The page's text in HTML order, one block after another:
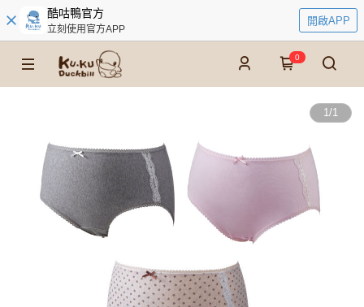
酷咕鴨官方
立刻使用官方APP
開啟APP
0
1/1